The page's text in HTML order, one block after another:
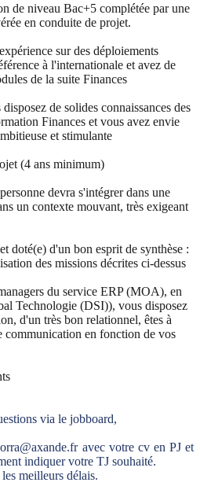
de niveau Bac+5 complétée par une
en conduite de projet.
sur des déploiements
à l'internationale et avez de
de la suite Finances
de solides connaissances des
Finances et vous avez envie
et stimulante
(4 ans minimum)
devra s'intégrer dans une
un contexte mouvant, très exigeant
doté(e) d'un bon esprit de synthèse :
des missions décrites ci-dessus
du service ERP (MOA), en
Technologie (DSI)), vous disposez
d'un très bon relationnel, êtes à
communication en fonction de vos
via le jobboard,
avec votre cv en PJ et
indiquer votre TJ souhaité.
meilleurs délais.